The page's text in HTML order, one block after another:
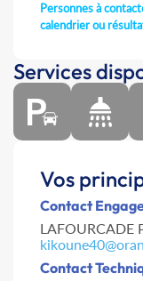
Personnes à
calendrier ou
Services
Vos
Contact
LAFOURCADE
Contact